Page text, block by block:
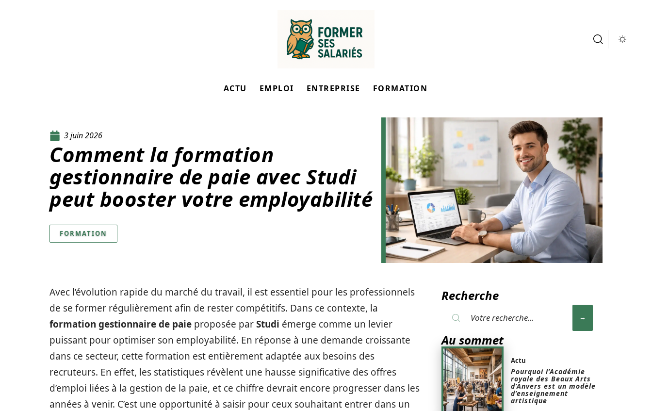
ACTU EMPLOI ENTREPRISE FORMATION
3 juin 2026
Comment la formation
gestionnaire de paie avec Studi
peut booster votre employabilité
FORMATION
Avec l’évolution rapide du marché du travail, il est essentiel pour les professionnels
de se former régulièrement afin de rester compétitifs. Dans ce contexte, la
formation gestionnaire de paie proposée parStudi émerge comme un levier
puissant pour optimiser son employabilité. En réponse à une demande croissante
dans ce secteur, cette formation est entièrement adaptée aux besoins des
recruteurs. En effet, les statistiques révèlent une hausse significative des offres
d’emploi liées à la gestion de la paie, et ce chiffre devrait encore progresser dans les
années à venir. C’est une opportunité à saisir pour ceux souhaitant entrer dans un
Recherche
Au sommet
Actu
Pourquoi l’Académie
royale des Beaux Arts
d’Anvers est un modèle
d’enseignement
artistique